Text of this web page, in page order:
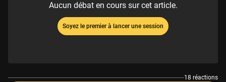
Aucun débat en cours sur cet article.
Soyez le premier à lancer une session
18 réactions